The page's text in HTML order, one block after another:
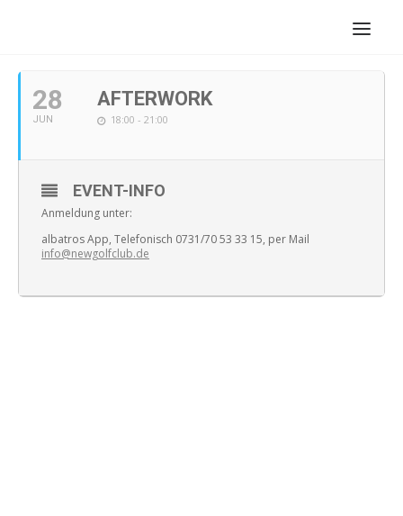
28
JUN
AFTERWORK
18:00 - 21:00
EVENT-INFO
Anmeldung unter:
albatros App, Telefonisch 0731/70 53 33 15, per Mail
info@newgolfclub.de